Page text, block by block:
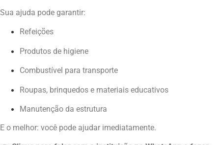
Sua ajuda pode garantir:
Refeições
Produtos de higiene
Combustível para transporte
Roupas, brinquedos e materiais educativos
Manutenção da estrutura
E o melhor: você pode ajudar imediatamente.